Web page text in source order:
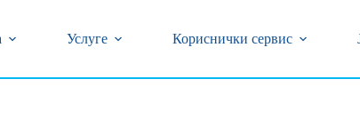
Услуге Кориснички сервис